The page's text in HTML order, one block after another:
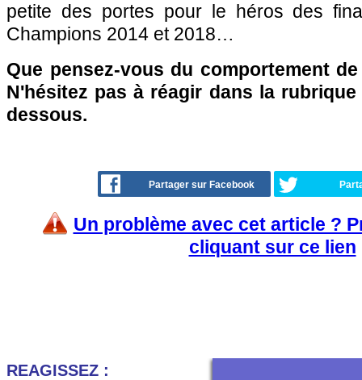
petite des portes pour le héros des
Champions 2014 et 2018…
Que pensez-vous du comportement
N'hésitez pas à réagir dans la
dessous.
Partager sur Facebook
Un problème avec cet article ?
cliquant sur ce lien
REAGISSEZ :